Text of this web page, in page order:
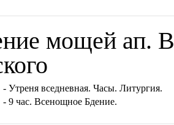
мощей ап.
- Утреня вседневная. Часы. Литургия.
- 9 час. Всенощное Бдение.